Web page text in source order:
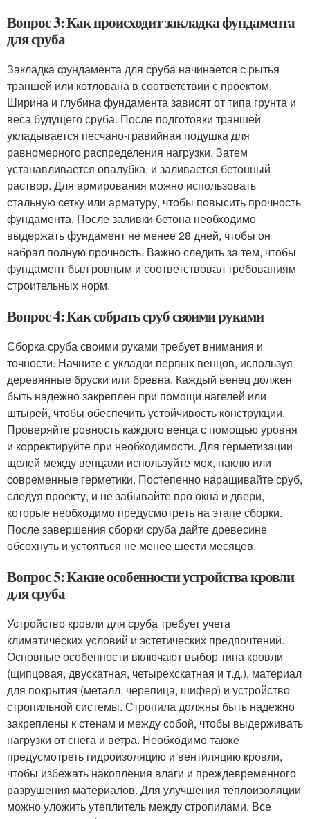
Вопрос 3: Как происходит закладка фундамента
для сруба
Закладка фундамента для сруба начинается с рытья
траншей или котлована в соответствии с проектом.
Ширина и глубина фундамента зависят от типа грунта и
веса будущего сруба. После подготовки траншей
укладывается песчано-гравийная подушка для
равномерного распределения нагрузки. Затем
устанавливается опалубка, и заливается бетонный
раствор. Для армирования можно использовать
стальную сетку или арматуру, чтобы повысить прочность
фундамента. После заливки бетона необходимо
выдержать фундамент не менее 28 дней, чтобы он
набрал полную прочность. Важно следить за тем, чтобы
фундамент был ровным и соответствовал требованиям
строительных норм.
Вопрос 4: Как собрать сруб своими руками
Сборка сруба своими руками требует внимания и
точности. Начните с укладки первых венцов, используя
деревянные бруски или бревна. Каждый венец должен
быть надежно закреплен при помощи нагелей или
штырей, чтобы обеспечить устойчивость конструкции.
Проверяйте ровность каждого венца с помощью уровня
и корректируйте при необходимости. Для герметизации
щелей между венцами используйте мох, паклю или
современные герметики. Постепенно наращивайте сруб,
следуя проекту, и не забывайте про окна и двери,
которые необходимо предусмотреть на этапе сборки.
После завершения сборки сруба дайте древесине
обсохнуть и устояться не менее шести месяцев.
Вопрос 5: Какие особенности устройства кровли
для сруба
Устройство кровли для сруба требует учета
климатических условий и эстетических предпочтений.
Основные особенности включают выбор типа кровли
(щипцовая, двускатная, четырехскатная и т.д.), материал
для покрытия (металл, черепица, шифер) и устройство
стропильной системы. Стропила должны быть надежно
закреплены к стенам и между собой, чтобы выдерживать
нагрузки от снега и ветра. Необходимо также
предусмотреть гидроизоляцию и вентиляцию кровли,
чтобы избежать накопления влаги и преждевременного
разрушения материалов. Для улучшения теплоизоляции
можно уложить утеплитель между стропилами. Все